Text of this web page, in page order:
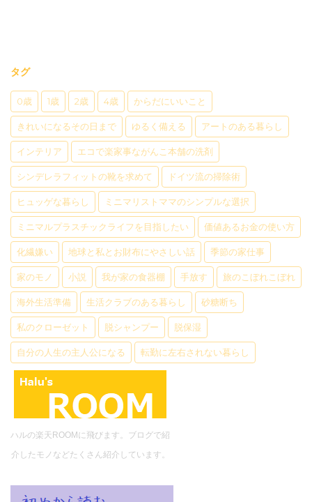
タグ
0歳 1歳 2歳 4歳 からだにいいこと
きれいになるその日まで ゆるく備える アートのある暮らし
インテリア エコで楽家事ながんこ本舗の洗剤
シンデレラフィットの靴を求めて ドイツ流の掃除術
ヒュッゲな暮らし ミニマリストママのシンプルな選択
ミニマルプラスチックライフを目指したい 価値あるお金の使い方
化繊嫌い 地球と私とお財布にやさしい話 季節の家仕事
家のモノ 小説 我が家の食器棚 手放す 旅のこぼれこぼれ
海外生活準備 生活クラブのある暮らし 砂糖断ち
私のクローゼット 脱シャンプー 脱保湿
自分の人生の主人公になる 転勤に左右されない暮らし
ハルの楽天ROOMに飛びます。ブログで紹
介したモノなどたくさん紹介しています。